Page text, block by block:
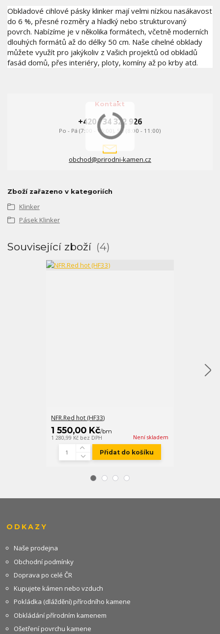
Obkladové cihlové pásky klinker mají velmi nízkou nasákavost
do 6 %, přesné rozměry a hladký nebo strukturovaný
povrch. Nabízíme je v několika formátech, včetně moderních
dlouhých formátů až do délky 50 cm. Naše cihelné obklady
můžete využít pro jakýkoliv z Vašich projektů od obkladů
fasád domů, přes interiéry, ploty, komíny až po krby atd.
Kontakt
+420 734 322 926
Po - Pá (7:00 - 16:00), So (8:00 - 11:00)
obchod@prirodni-kamen.cz
Zboží zařazeno v kategoriích
Klinker
Pásek Klinker
Související zboží 4
NFR.Red hot (HF33)
1 550,00 Kč/bm
1 280,99 Kč bez DPH Není skladem
Přidat do košíku
ODKAZY
Naše prodejna
Obchodní podmínky
Doprava po celé ČR
Kupujete kámen nebo vzduch
Pokládka (dláždění) přírodního kamene
Obkládání přírodním kamenem
Ošetření povrchu kamene